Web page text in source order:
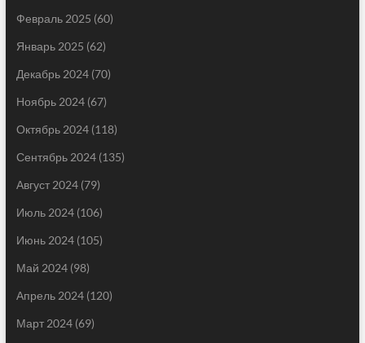
Февраль 2025 (60)
Январь 2025 (62)
Декабрь 2024(70)
Ноябрь 2024(67)
Октябрь 2024(118)
Сентябрь 2024(135)
Август 2024(79)
Июль 2024(106)
Июнь 2024(105)
Май 2024(98)
Апрель 2024(120)
Март 2024(69)